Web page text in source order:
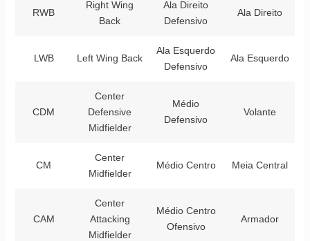
RWB
Right Wing
Back
Ala Direito
Defensivo
Ala Direito
LWB Left Wing Back
Ala Esquerdo
Defensivo
Ala Esquerdo
CDM
Center
Defensive
Midfielder
Médio
Defensivo
Volante
CM
Center
Midfielder
Médio Centro Meia Central
CAM
Center
Attacking
Midfielder
Médio Centro
Ofensivo
Armador